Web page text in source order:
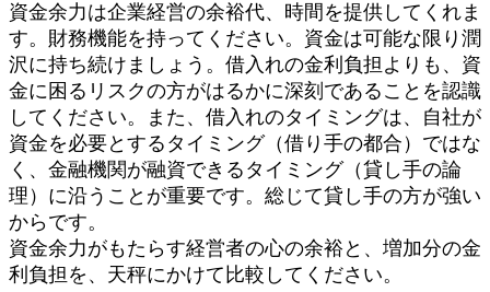
資金余力は企業経営の余裕代、時間を提供してくれま
す。財務機能を持ってください。資金は可能な限り潤
沢に持ち続けましょう。借入れの金利負担よりも、資
金に困るリスクの方がはるかに深刻であることを認識
してください。また、借入れのタイミングは、自社が
資金を必要とするタイミング（借り手の都合）ではな
く、金融機関が融資できるタイミング（貸し手の論
理）に沿うことが重要です。総じて貸し手の方が強い
からです。
資金余力がもたらす経営者の心の余裕と、増加分の金
利負担を、天秤にかけて比較してください。